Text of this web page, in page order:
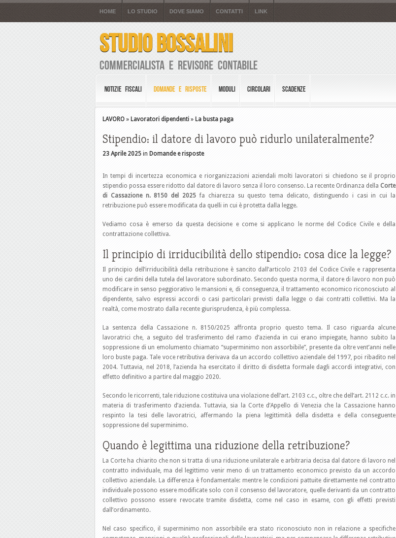
HOME LO STUDIO DOVE SIAMO CONTATTI LINK
STUDIO BOSSALINI
Commercialista e Revisore Contabile
NOTIZIE FISCALI DOMANDE E RISPOSTE MODULI CIRCOLARI SCADENZE
LAVORO » Lavoratori dipendenti » La busta paga
Stipendio: il datore di lavoro può ridurlo unilateralmente?
23 Aprile 2025 in Domande e risposte
In tempi di incertezza economica e riorganizzazioni aziendali molti lavoratori si chiedono se il proprio
stipendio possa essere ridotto dal datore di lavoro senza il loro consenso. La recente Ordinanza della Corte
di Cassazione n. 8150 del 2025fa chiarezza su questo tema delicato, distinguendo i casi in cui la
retribuzione può essere modificata da quelli in cui è protetta dalla legge.
Vediamo cosa è emerso da questa decisione e come si applicano le norme del Codice Civile e della
contrattazione collettiva.
Il principio di irriducibilità dello stipendio: cosa dice la legge?
Il principio dell’irriducibilità della retribuzione è sancito dall’articolo 2103 del Codice Civile e rappresenta
uno dei cardini della tutela del lavoratore subordinato. Secondo questa norma, il datore di lavoro non può
modificare in senso peggiorativo le mansioni e, di conseguenza, il trattamento economico riconosciuto al
dipendente, salvo espressi accordi o casi particolari previsti dalla legge o dai contratti collettivi. Ma la
realtà, come mostrato dalla recente giurisprudenza, è più complessa.
La sentenza della Cassazione n. 8150/2025 affronta proprio questo tema. Il caso riguarda alcune
lavoratrici che, a seguito del trasferimento del ramo d’azienda in cui erano impiegate, hanno subito la
soppressione di un emolumento chiamato “superminimo non assorbibile”, presente da oltre vent’anni nelle
loro buste paga. Tale voce retributiva derivava da un accordo collettivo aziendale del 1997, poi ribadito nel
2004. Tuttavia, nel 2018, l’azienda ha esercitato il diritto di disdetta formale dagli accordi integrativi, con
effetto definitivo a partire dal maggio 2020.
Secondo le ricorrenti, tale riduzione costituiva una violazione dell’art. 2103 c.c., oltre che dell’art. 2112 c.c. in
materia di trasferimento d’azienda. Tuttavia, sia la Corte d’Appello di Venezia che la Cassazione hanno
respinto la tesi delle lavoratrici, affermando la piena legittimità della disdetta e della conseguente
soppressione del superminimo.
Quando è legittima una riduzione della retribuzione?
La Corte ha chiarito che non si tratta di una riduzione unilaterale e arbitraria decisa dal datore di lavoro nel
contratto individuale, ma del legittimo venir meno di un trattamento economico previsto da un accordo
collettivo aziendale. La differenza è fondamentale: mentre le condizioni pattuite direttamente nel contratto
individuale possono essere modificate solo con il consenso del lavoratore, quelle derivanti da un contratto
collettivo possono essere revocate tramite disdetta, come nel caso in esame, con gli effetti previsti
dall’ordinamento.
Nel caso specifico, il superminimo non assorbibile era stato riconosciuto non in relazione a specifiche